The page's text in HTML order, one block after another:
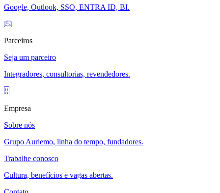
Google, Outlook, SSO, ENTRA ID, BI.
Parceiros
Seja um parceiro
Integradores, consultorias, revendedores.
Empresa
Sobre nós
Grupo Auriemo, linha do tempo, fundadores.
Trabalhe conosco
Cultura, benefícios e vagas abertas.